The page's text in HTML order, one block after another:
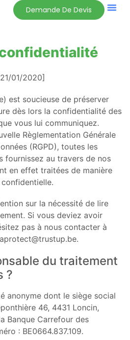
Demande De Devis
01/2020]
est soucieuse de préserver
dès lors la confidentialité des
vous lui communiquez.
Règlementation Générale
(RGPD), toutes les
fournissez au travers de nos
en effet traitées de manière
sur la nécessité de lire
Si vous deviez avoir
pas à nous contacter à
du traitement
?
anonyme dont le siège social
46, 4431 Loncin,
Banque Carrefour des
: BE0664.837.109.